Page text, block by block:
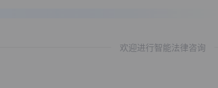
欢迎进行智能法律咨询